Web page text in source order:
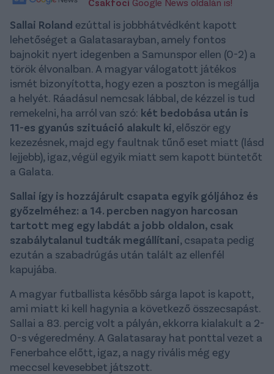
Sallai Roland ezúttal is jobbhátvédként kapott
lehetőséget a Galatasarayban, amely fontos
bajnokit nyert idegenben a Samunspor ellen (0-2) a
török élvonalban. A magyar válogatott játékos
ismét bizonyította, hogy ezen a poszton is megállja
a helyét. Ráadásul nemcsak lábbal, de kézzel is tud
remekelni, ha arról van szó: két bedobása után is
11-es gyanús szituáció alakult ki, először egy
kezezésnek, majd egy faultnak tűnő eset miatt (lásd
lejjebb), igaz, végül egyik miatt sem kapott büntetőt
a Galata.
Sallai így is hozzájárult csapata egyik góljához és
győzelméhez: a 14. percben nagyon harcosan
tartott meg egy labdát a jobb oldalon, csak
szabálytalanul tudták megállítani, csapata pedig
ezután a szabadrúgás után talált az ellenfél
kapujába.
A magyar futballista később sárga lapot is kapott,
ami miatt ki kell hagynia a következő összecsapást.
Sallai a 83. percig volt a pályán, ekkorra kialakult a 2-
0-s végeredmény. A Galatasaray hat ponttal vezet a
Fenerbahce előtt, igaz, a nagy rivális még egy
meccsel kevesebbet játszott.